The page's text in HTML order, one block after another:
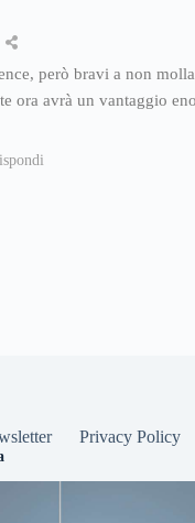
però bravi a non
ora avrà un vantaggio
Privacy Policy